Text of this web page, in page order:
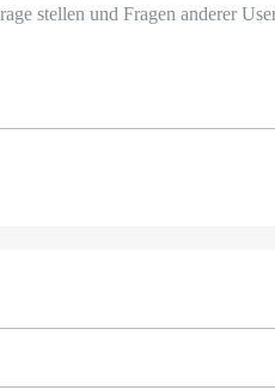
stellen und Fragen anderer